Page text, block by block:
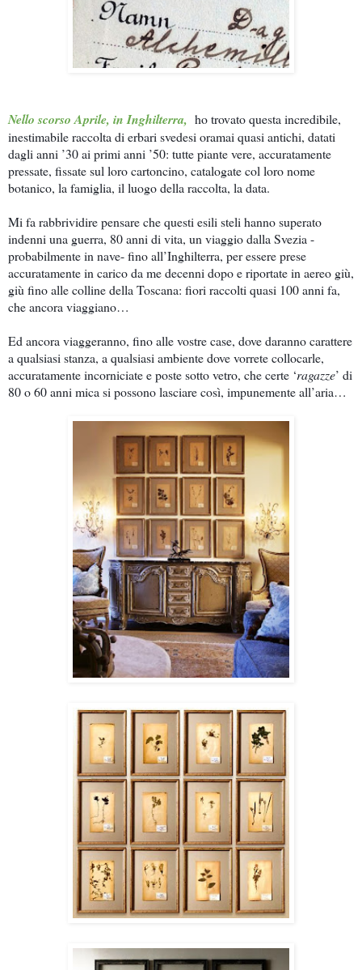
Nello scorso Aprile, in Inghilterra, ho trovato questa incredibile,
inestimabile raccolta di erbari svedesi oramai quasi antichi, datati
dagli anni ’30 ai primi anni ’50: tutte piante vere, accuratamente
pressate, fissate sul loro cartoncino, catalogate col loro nome
botanico, la famiglia, il luogo della raccolta, la data.
Mi fa rabbrividire pensare che questi esili steli hanno superato
indenni una guerra, 80 anni di vita, un viaggio dalla Svezia -
probabilmente in nave- fino all’Inghilterra, per essere prese
accuratamente in carico da me decenni dopo e riportate in aereo giù,
giù fino alle colline della Toscana: fiori raccolti quasi 100 anni fa,
che ancora viaggiano…
Ed ancora viaggeranno, fino alle vostre case, dove daranno carattere
a qualsiasi stanza, a qualsiasi ambiente dove vorrete collocarle,
accuratamente incorniciate e poste sotto vetro, che certe ‘ragazze’ di
80 o 60 anni mica si possono lasciare così, impunemente all’aria…